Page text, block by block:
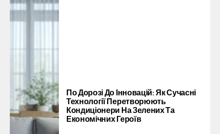
По Дорозі До Інновацій: Як Сучасні
Технології Перетворюють
Кондиціонери На Зелених Та
Економічних Героїв